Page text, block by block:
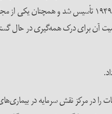
علاقه‌مند به درک جایگاه صنعت دامداری در منشأ بیماری‌های مسری
در مرکز نقش سرمایه در